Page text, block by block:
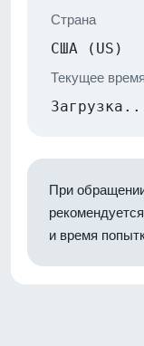
Страна
США (US)
Текущее время
При
и время